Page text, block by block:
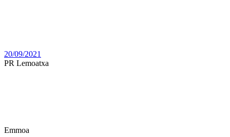
20/09/2021
PR Lemoatxa
Emmoa